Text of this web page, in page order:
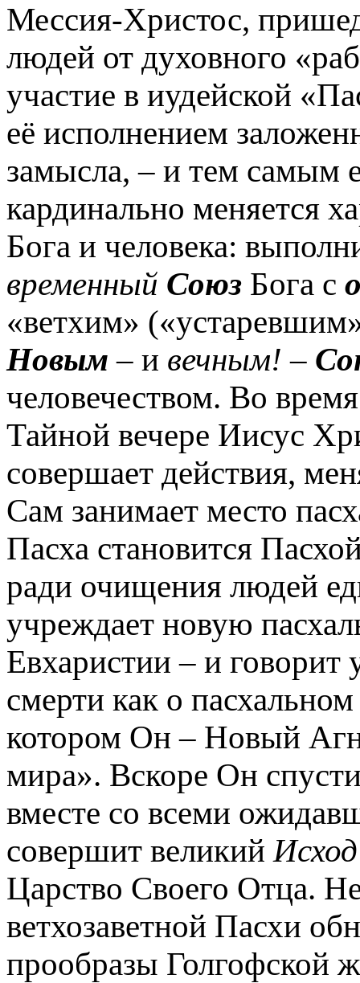
Мессия-Христос,
людей от духовного
участие в иудейской
её исполнением
замысла, – и тем самым
кардинально меняется
Бога и человека:
временный Союз Бога с
«ветхим»
Новым– и вечным! –
человечеством. Во
Тайной вечере Иисус
совершает действия,
Сам занимает место
Пасха становится
ради очищения людей
учреждает новую
Евхаристии – и говорит
смерти как о
котором Он – Новый
мира». Вскоре Он
вместе со всеми
совершит великий Исход
Царство Своего Отца.
ветхозаветной Пасхи
прообразы Голгофской